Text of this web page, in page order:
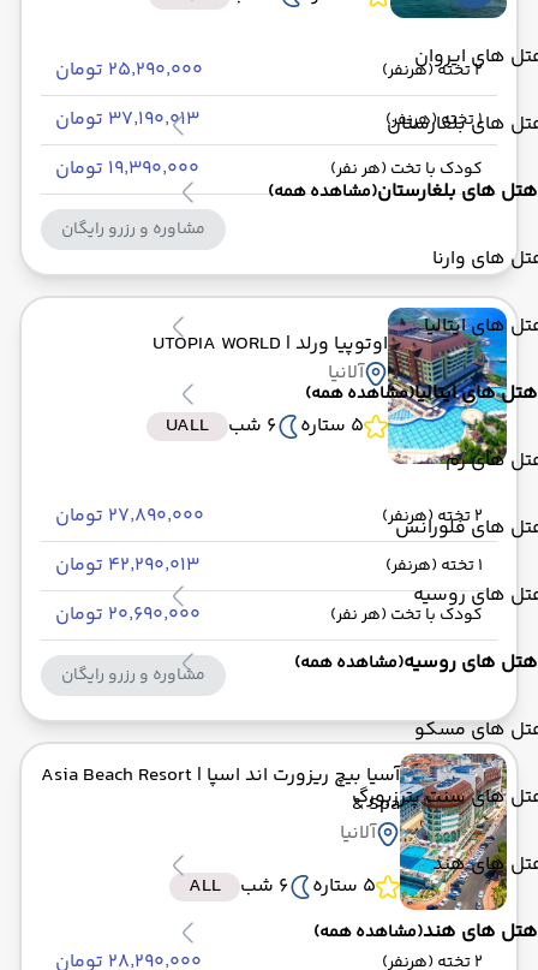
های ایروان
های بلغارستان
هتل های بلغارستان(مشاهده همه)
های وارنا
های ایتالیا
هتل های ایتالیا(مشاهده همه)
های رم
های فلورانس
های روسیه
هتل های روسیه(مشاهده همه)
های مسکو
های سنت پترزبورگ
های هند
هتل های هند(مشاهده همه)
2 تخته (هرنفر) ۲۵٬۲۹۰٬۰۰۰ تومان
1 تخته (هرنفر) ۳۷٬۱۹۰٬۰۱۳ تومان
کودک با تخت (هر نفر) ۱۹٬۳۹۰٬۰۰۰ تومان
مشاوره و رزرو رایگان
اوتوپیا ورلد | UTOPIA WORLD
آلانیا
5 ستاره
6 شب UALL
2 تخته (هرنفر) ۲۷٬۸۹۰٬۰۰۰ تومان
1 تخته (هرنفر) ۴۲٬۲۹۰٬۰۱۳ تومان
کودک با تخت (هر نفر) ۲۰٬۶۹۰٬۰۰۰ تومان
مشاوره و رزرو رایگان
آسیا بیچ ریزورت اند اسپا | Asia Beach Resort
& Spa
آلانیا
5 ستاره
6 شب ALL
2 تخته (هرنفر) ۲۸٬۲۹۰٬۰۰۰ تومان